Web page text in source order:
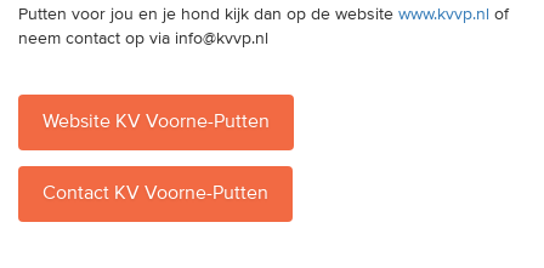
Onze websites
Zoek een vereniging
Putten voor jou en je hond kijk dan op de website www.kvvp.nl of
neem contact op via info@kvvp.nl
Website KV Voorne-Putten
Contact KV Voorne-Putten